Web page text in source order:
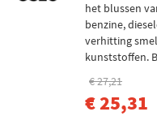
het blussen
benzine,
verhitting
kunststoffen.
€ 27,21
€ 25,31